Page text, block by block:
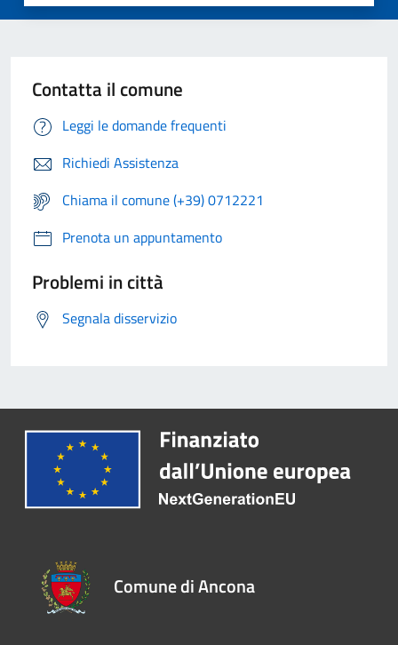
Contatta il comune
Leggi le domande frequenti
Richiedi Assistenza
Chiama il comune (+39) 0712221
Prenota un appuntamento
Problemi in città
Segnala disservizio
Comune di Ancona